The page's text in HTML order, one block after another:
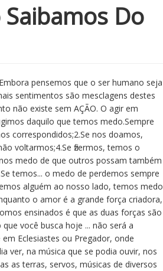
Do
pensemos que o ser humano seja
sentimentos são mesclagens destes
não existe sem AÇÃO. O agir em
daquilo que temos medo.Sempre
correspondidos;2.Se nos doamos,
voltarmos;4.Se fizermos, temos o
medo de que outros possam também
temos... o medo de perdemos sempre
alguém ao nosso lado, temos medo
o amor é a grande força criadora,
ensinados é que as duas forças são
você busca hoje ... não será a
Eclesiastes ou Pregador, onde
ver, na música que se podia ouvir, nos
as terras, servos, músicas de diversos